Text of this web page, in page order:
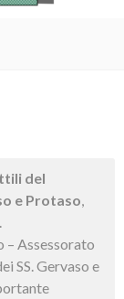
del
e Protaso,
– Assessorato
SS. Gervaso e